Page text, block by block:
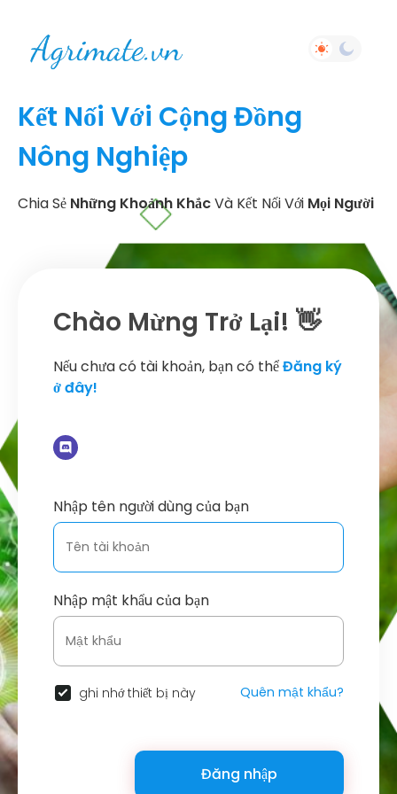
Kết Nối Với Cộng Đồng
Nông Nghiệp
Chia Sẻ Những Khoảnh KhắcVà Kết Nối Với Mọi Người
Chào Mừng Trở Lại! 👋
Nếu chưa có tài khoản, bạn có thểĐăng ký
ở đây!
Nhập tên người dùng của bạn
Nhập mật khẩu của bạn
ghi nhớ thiết bị này Quên mật khẩu?
Đăng nhập